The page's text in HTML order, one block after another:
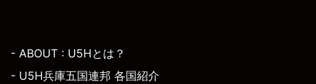
- ABOUT : U5Hとは？
- U5H兵庫五国連邦 各国紹介